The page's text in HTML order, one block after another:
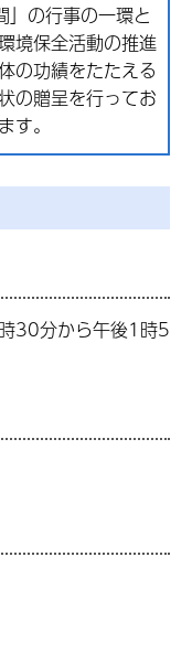
の行事の一環と
境保全活動の推進
の功績をたたえる
の贈呈を行ってお
す。
30分から午後1時5